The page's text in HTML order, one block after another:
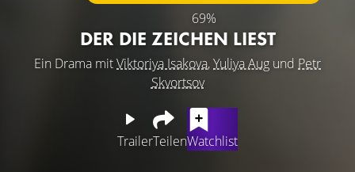
69%
DER DIE ZEICHEN LIEST
Ein Drama mitViktoriya Isakova,Yuliya Aug und Petr
Skvortsov
TrailerTeilenWatchlist